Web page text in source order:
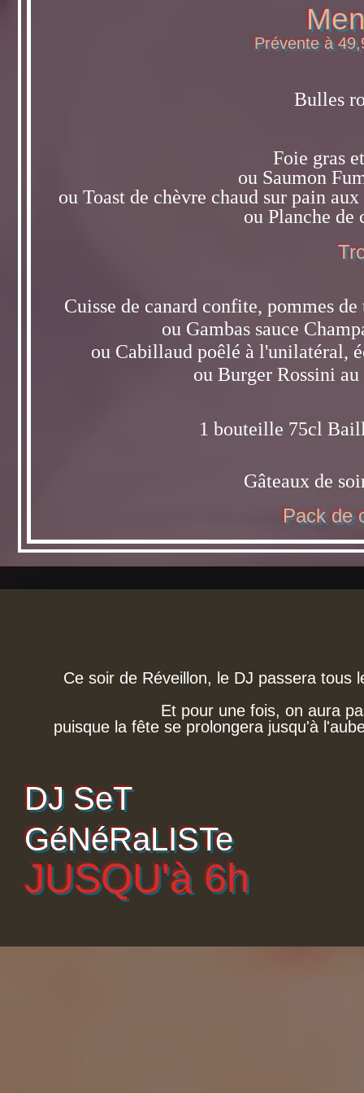
Prévente à
Bulles
Foie gras
ou Saumon
ou Toast de chèvre chaud sur pain
ou Planche de
Cuisse de canard confite, pommes
ou Gambas sauce
ou Cabillaud poêlé à l'unilatéral,
ou Burger Rossini
1 bouteille 75cl
Gâteaux de
Pack de
Ce soir de Réveillon, le DJ passera tous
Et pour une fois, on aura
puisque la fête se prolongera jusqu'à
DJ SeT
GéNéRaLISTe
JUSQU'à 6h